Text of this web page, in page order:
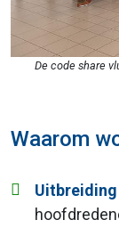
De code share
Waarom